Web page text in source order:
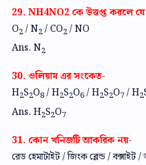
29. NH4NO2 কে উত্তপ্ত করলে যে
O2/ N2/ CO2/ NO
Ans. N2
30. ওলিয়াম এর সংকেত-
H2S2O8/ H2S2O6/ H2S2O7/ H2
Ans. H2S2O7
31. কোন খনিজটি আকরিক নয়-
রেড হেমাটাইট / জিংক ব্লেন্ড /